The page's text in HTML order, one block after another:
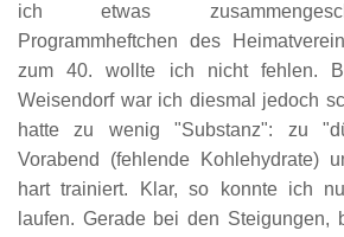
ich etwas
Programmheftchen des
zum 40. wollte ich nicht fehlen.
Weisendorf war ich diesmal jedoch
hatte zu wenig "Substanz": zu
Vorabend (fehlende Kohlehydrate)
hart trainiert. Klar, so konnte ich
laufen. Gerade bei den Steigungen,